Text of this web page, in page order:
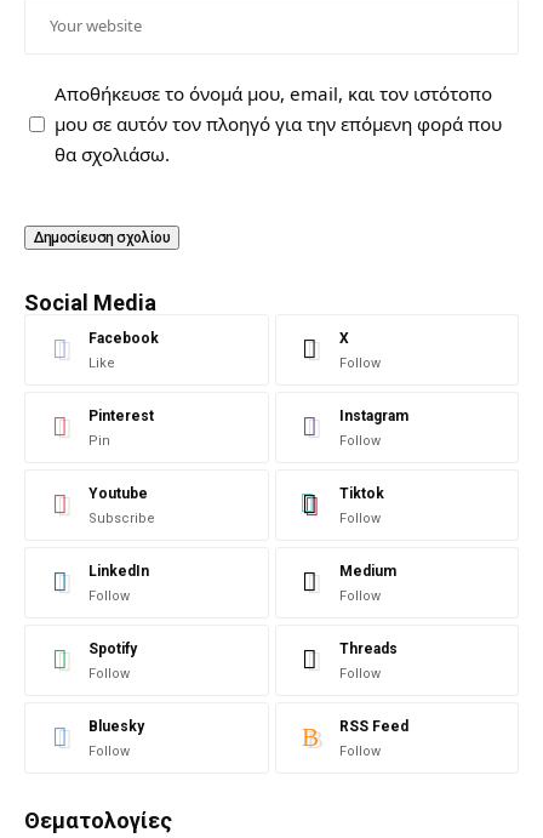
Αποθήκευσε το όνομά μου, email, και τον ιστότοπο
μου σε αυτόν τον πλοηγό για την επόμενη φορά που
θα σχολιάσω.
Social Media
Facebook
Like
X
Follow
Pinterest
Pin
Instagram
Follow
Youtube
Subscribe
Tiktok
Follow
LinkedIn
Follow
Medium
Follow
Spotify
Follow
Threads
Follow
Bluesky
Follow
RSS Feed
Follow
Θεματολογίες